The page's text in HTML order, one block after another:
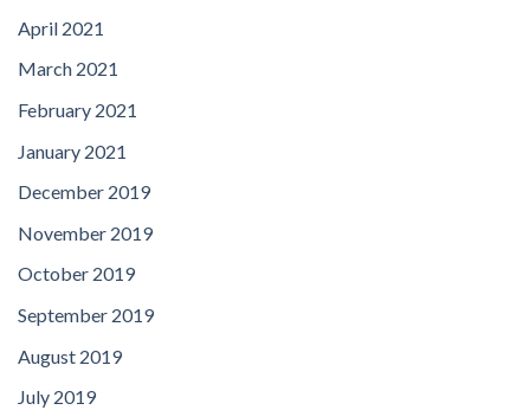
April 2021
March 2021
February 2021
January 2021
December 2019
November 2019
October 2019
September 2019
August 2019
July 2019